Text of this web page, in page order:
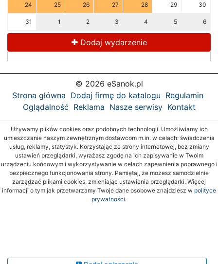
24 25 26 27 28 29 30
31 1 2 3 4 5 6
Dodaj wydarzenie
© 2026 eSanok.pl
Strona główna Dodaj firmę do katalogu Regulamin
Oglądalność Reklama Nasze serwisy Kontakt
Używamy plików cookies oraz podobnych technologii. Umożliwiamy ich
umieszczanie naszym zewnętrznym dostawcom m.in. w celach: świadczenia
usług, reklamy, statystyk. Korzystając ze strony internetowej, bez zmiany
ustawień przeglądarki, wyrażasz zgodę na ich zapisywanie w Twoim
urządzeniu końcowym i wykorzystywanie w celach zapewnienia poprawnego i
bezpiecznego funkcjonowania strony. Pamiętaj, że możesz samodzielnie
zarządzać plikami cookies, zmieniając ustawienia przeglądarki. Więcej
informacji o tym jak przetwarzamy Twoje dane osobowe znajdziesz w polityce
prywatności.